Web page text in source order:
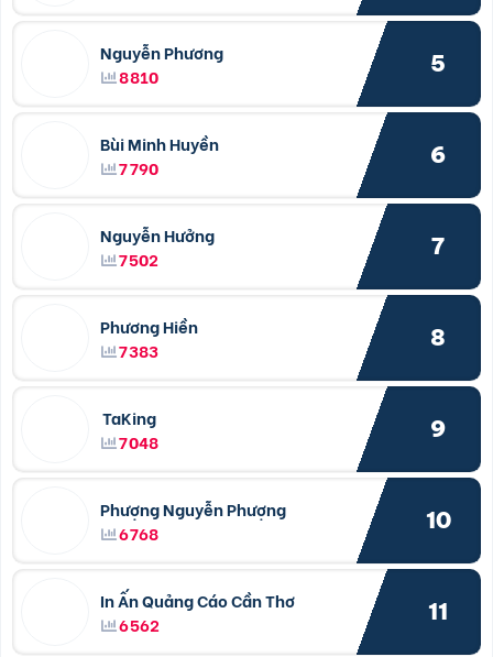
Nguyễn Phương
8810
5
Bùi Minh Huyền
7790
6
Nguyễn Hưởng
7502
7
Phương Hiền
7383
8
TaKing
7048
9
Phượng Nguyễn Phượng
6768
10
In Ấn Quảng Cáo Cần Thơ
6562
11